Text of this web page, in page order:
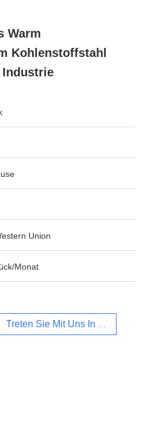
Warm
Kohlenstoffstahl
Union
Monat
Treten Sie Mit Uns In Verbindung